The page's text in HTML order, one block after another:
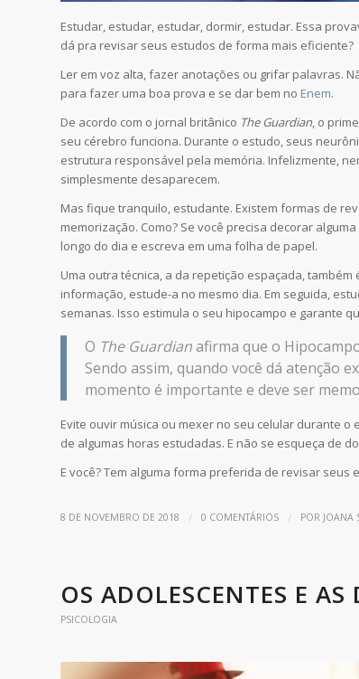
Estudar, estudar, estudar, dormir, estudar. Essa
dá pra revisar seus estudos de forma mais eficiente?
Ler em voz alta, fazer anotações ou grifar palavras.
para fazer uma boa prova e se dar bem no Enem.
De acordo com o jornal britânico The Guardian, o
seu cérebro funciona. Durante o estudo, seus
estrutura responsável pela memória. Infelizmente,
simplesmente desaparecem.
Mas fique tranquilo, estudante. Existem formas de
memorização. Como? Se você precisa decorar
longo do dia e escreva em uma folha de papel.
Uma outra técnica, a da repetição espaçada,
informação, estude-a no mesmo dia. Em seguida,
semanas. Isso estimula o seu hipocampo e garante
O The Guardianafirma que o
Sendo assim, quando você dá atenção
momento é importante e deve ser
Evite ouvir música ou mexer no seu celular durante
de algumas horas estudadas. E não se esqueça de
E você? Tem alguma forma preferida de revisar seus
8 DE NOVEMBRO DE 2018 / 0 COMENTÁRIOS / POR JOANA
OS ADOLESCENTES E AS
PSICOLOGIA